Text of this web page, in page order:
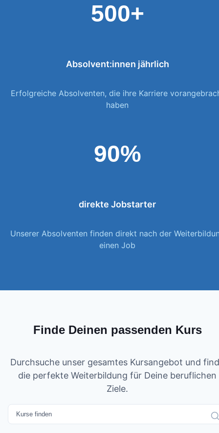
500+
Absolvent:innen jährlich
Erfolgreiche Absolventen, die ihre Karriere
haben
90%
direkte Jobstarter
Unserer Absolventen finden direkt nach der
einen Job
Finde Deinen passenden Kurs
Durchsuche unser gesamtes Kursangebot und
die perfekte Weiterbildung für Deine beruflichen
Ziele.